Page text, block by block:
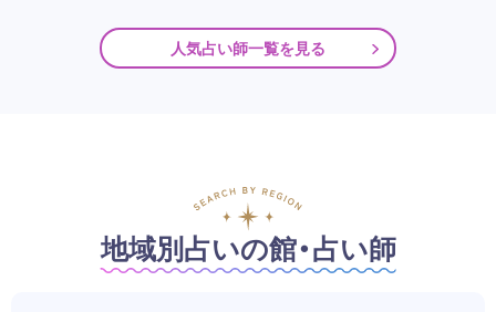
人気占い師一覧を見る
地域別占いの館・占い師